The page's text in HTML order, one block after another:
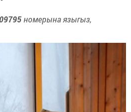
номерына языгыз,